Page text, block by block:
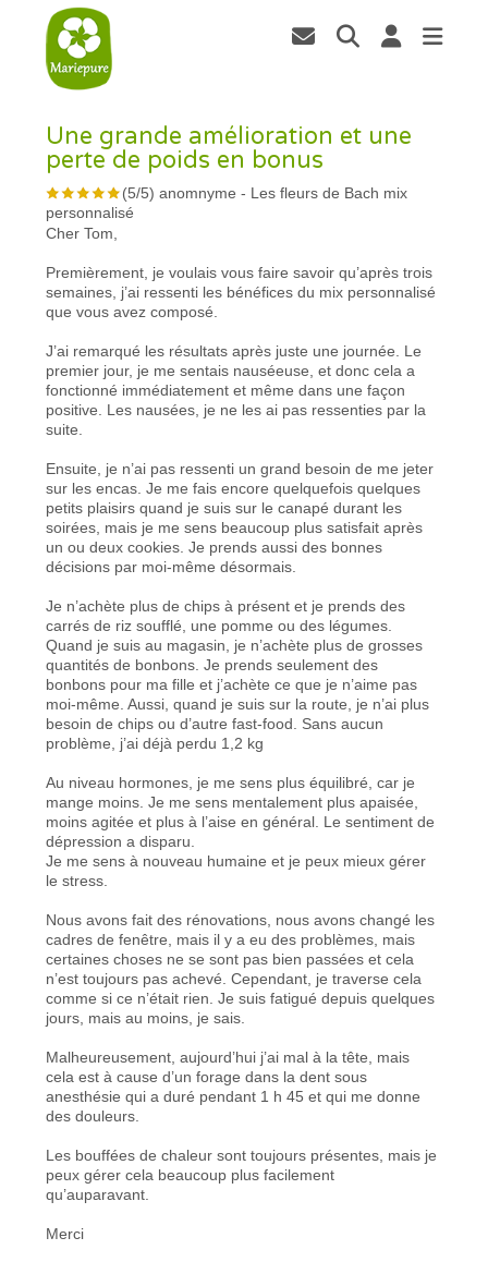
Une grande amélioration et une
perte de poids en bonus
(5/5)anomnyme - Les fleurs de Bach mix
personnalisé
Cher Tom,
Premièrement, je voulais vous faire savoir qu’après trois
semaines, j’ai ressenti les bénéfices du mix personnalisé
que vous avez composé.
J’ai remarqué les résultats après juste une journée. Le
premier jour, je me sentais nauséeuse, et donc cela a
fonctionné immédiatement et même dans une façon
positive. Les nausées, je ne les ai pas ressenties par la
suite.
Ensuite, je n’ai pas ressenti un grand besoin de me jeter
sur les encas. Je me fais encore quelquefois quelques
petits plaisirs quand je suis sur le canapé durant les
soirées, mais je me sens beaucoup plus satisfait après
un ou deux cookies. Je prends aussi des bonnes
décisions par moi-même désormais.
Je n’achète plus de chips à présent et je prends des
carrés de riz soufflé, une pomme ou des légumes.
Quand je suis au magasin, je n’achète plus de grosses
quantités de bonbons. Je prends seulement des
bonbons pour ma fille et j’achète ce que je n’aime pas
moi-même. Aussi, quand je suis sur la route, je n’ai plus
besoin de chips ou d’autre fast-food. Sans aucun
problème, j’ai déjà perdu 1,2 kg
Au niveau hormones, je me sens plus équilibré, car je
mange moins. Je me sens mentalement plus apaisée,
moins agitée et plus à l’aise en général. Le sentiment de
dépression a disparu.
Je me sens à nouveau humaine et je peux mieux gérer
le stress.
Nous avons fait des rénovations, nous avons changé les
cadres de fenêtre, mais il y a eu des problèmes, mais
certaines choses ne se sont pas bien passées et cela
n’est toujours pas achevé. Cependant, je traverse cela
comme si ce n’était rien. Je suis fatigué depuis quelques
jours, mais au moins, je sais.
Malheureusement, aujourd’hui j’ai mal à la tête, mais
cela est à cause d’un forage dans la dent sous
anesthésie qui a duré pendant 1 h 45 et qui me donne
des douleurs.
Les bouffées de chaleur sont toujours présentes, mais je
peux gérer cela beaucoup plus facilement
qu’auparavant.
Merci